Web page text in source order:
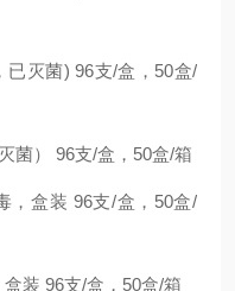
已灭菌) 96支/盒，50盒/
菌） 96支/盒，50盒/箱
，盒装 96支/盒，50盒/
装 96支/盒，50盒/箱